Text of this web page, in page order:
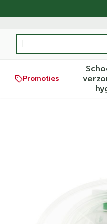
Product, merk,
Promoties